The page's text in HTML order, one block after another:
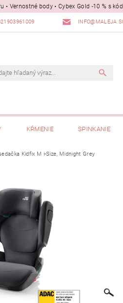
Vernostné body • Cybex Gold -10 % s
KŔMENIE SPINKANIE
Kidfix M i-Size, Midnight Grey